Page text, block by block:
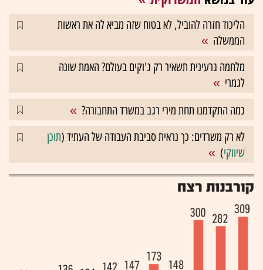
הליכוד חזרה להוביל, לא בטוח שזה מביא לה את ראשות
הממשלה
מלחמה גרעינית תשאיר רק ג'וקים בעולם? האמת שונה
לגמרי
כמה התקדמנו תחת מירי רגב במשרד התחבורה?
לא רק משרדים: כך נראית סביבת העבודה של העתיד (תוכן
שיווקי)